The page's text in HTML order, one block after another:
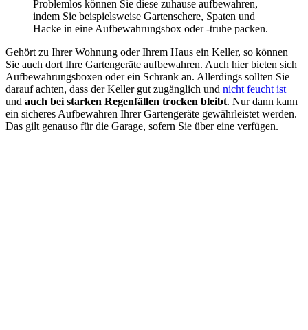
Problemlos können Sie diese zuhause aufbewahren,
indem Sie beispielsweise Gartenschere, Spaten und
Hacke in eine Aufbewahrungsbox oder -truhe packen.
Gehört zu Ihrer Wohnung oder Ihrem Haus ein Keller, so können
Sie auch dort Ihre Gartengeräte aufbewahren. Auch hier bieten sich
Aufbewahrungsboxen oder ein Schrank an. Allerdings sollten Sie
darauf achten, dass der Keller gut zugänglich und nicht feucht ist
und auch bei starken Regenfällen trocken bleibt. Nur dann kann
ein sicheres Aufbewahren Ihrer Gartengeräte gewährleistet werden.
Das gilt genauso für die Garage, sofern Sie über eine verfügen.